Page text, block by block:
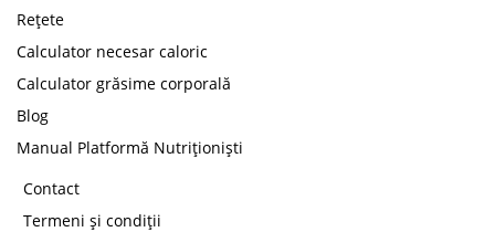
Rețete
Calculator necesar caloric
Calculator grăsime corporală
Blog
Manual Platformă Nutriționiști
Contact
Termeni și condiții